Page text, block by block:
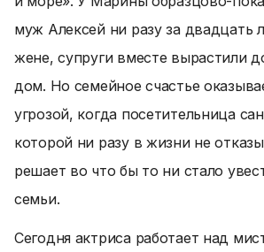
муж Алексей ни разу за двадцать
жене, супруги вместе вырастили
дом. Но семейное счастье
угрозой, когда посетительница
которой ни разу в жизни не
решает во что бы то ни стало
семьи.
Сегодня актриса работает над